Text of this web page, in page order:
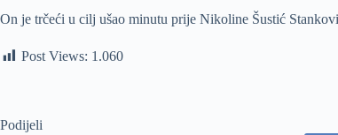
On je trčeći u cilj ušao minutu prije Nikoline Šustić
Post Views: 1.060
Podijeli